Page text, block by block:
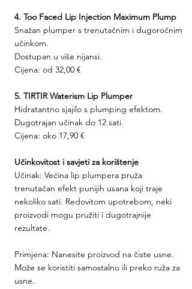
4. Too Faced Lip Injection Maximum Plump
Snažan plumper s trenutačnim i dugoročnim
učinkom.
Dostupan u više nijansi.
Cijena: od 32,00 €
5. TIRTIR Waterism Lip Plumper
Hidratantno sjajilo s plumping efektom.
Dugotrajan učinak do 12 sati.
Cijena: oko 17,90 €
Učinkovitost i savjeti za korištenje
Učinak: Većina lip plumpera pruža
trenutačan efekt punijih usana koji traje
nekoliko sati. Redovitom upotrebom, neki
proizvodi mogu pružiti i dugotrajnije
rezultate.
Primjena: Nanesite proizvod na čiste usne.
Može se koristiti samostalno ili preko ruža za
usne.